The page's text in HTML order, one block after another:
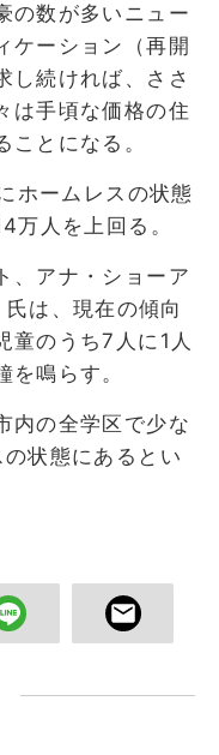
の数が多いニュー
ケーション（再開
し続ければ、ささ
は手頃な価格の住
とになる。
ホームレスの状態
万人を上回る。
、アナ・ショーア
氏は、現在の傾向
童のうち7人に1人
鳴らす。
内の全学区で少な
状態にあるとい